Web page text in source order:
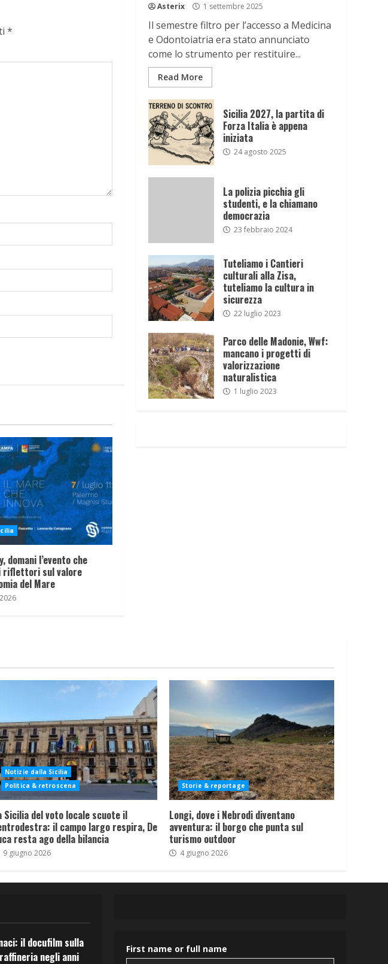
*
domani l’evento che
riflettori sul valore
del Mare
Asterix 1 settembre 2025
Il semestre filtro per l’accesso a Medicina
e Odontoiatria era stato annunciato
come lo strumento per restituire...
Read More
Sicilia 2027, la partita di
Forza Italia è appena
iniziata
24 agosto 2025
La polizia picchia gli
studenti, e la chiamano
democrazia
23 febbraio 2024
Tuteliamo i Cantieri
culturali alla Zisa,
tuteliamo la cultura in
sicurezza
22 luglio 2023
Parco delle Madonie, Wwf:
mancano i progetti di
valorizzazione
naturalistica
1 luglio 2023
Notizie dalla Sicilia
Politica & retroscena
Sicilia del voto locale scuote il
il campo largo respira, De
resta ago della bilancia
9 giugno 2026
Storie & reportage
Longi, dove i Nebrodi diventano
avventura: il borgo che punta sul
turismo outdoor
4 giugno 2026
il docufilm sulla
negli anni
First name or full name